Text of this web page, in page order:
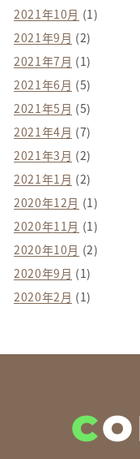
2021年10月 (1)
2021年9月 (2)
2021年7月 (1)
2021年6月 (5)
2021年5月 (5)
2021年4月 (7)
2021年3月 (2)
2021年1月 (2)
2020年12月 (1)
2020年11月 (1)
2020年10月 (2)
2020年9月 (1)
2020年2月 (1)
C